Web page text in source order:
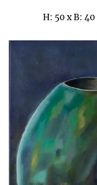
H: 50 x B: